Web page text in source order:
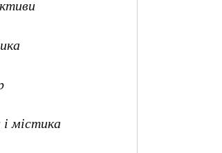
містика